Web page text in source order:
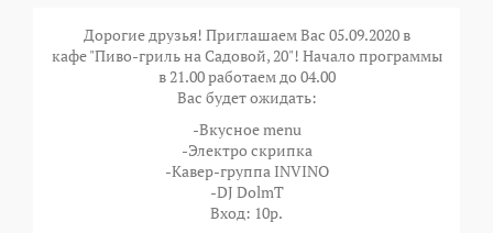
Дорогие друзья! Приглашаем Вас 05.09.2020 в
кафе "Пиво-гриль на Садовой, 20"! Начало программы
в 21.00 работаем до 04.00
Вас будет ожидать:
-Вкусное menu
-Электро скрипка
-Кавер-группа INVINO
-DJ DolmT
Вход: 10р.